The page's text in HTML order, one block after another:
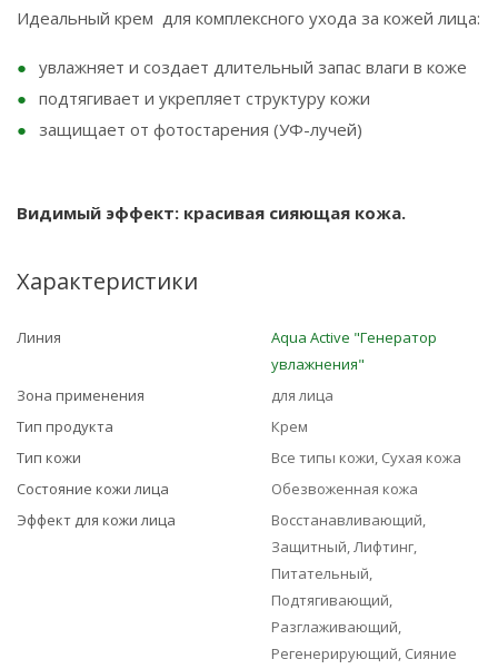
Идеальный крем для комплексного ухода за кожей лица:
увлажняет и создает длительный запас влаги в коже
подтягивает и укрепляет структуру кожи
защищает от фотостарения (УФ-лучей)
Видимый эффект: красивая сияющая кожа.
Характеристики
Линия
Aqua Active "Генератор
увлажнения"
Зона применения
для лица
Тип продукта
Крем
Тип кожи
Все типы кожи, Сухая кожа
Состояние кожи лица
Обезвоженная кожа
Эффект для кожи лица
Восстанавливающий,
Защитный, Лифтинг,
Питательный,
Подтягивающий,
Разглаживающий,
Регенерирующий, Сияние